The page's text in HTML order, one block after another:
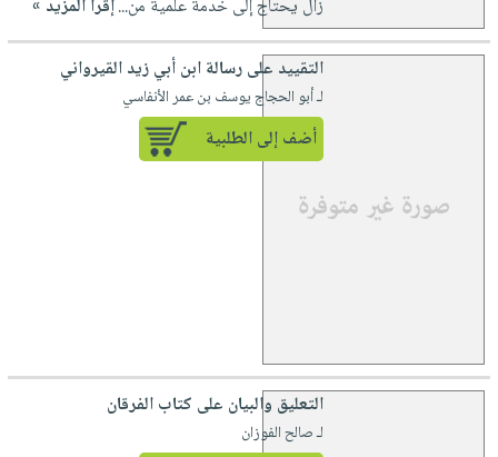
زال يحتاج إلى خدمة علمية من...إقرأ المزيد »
التقييد على رسالة ابن أبي زيد القيرواني
لـ أبو الحجاج يوسف بن عمر الأنفاسي
أضف إلى الطلبية
التعليق والبيان على كتاب الفرقان
لـ صالح الفوزان